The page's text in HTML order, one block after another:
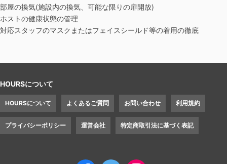
部屋の換気(施設内の換気、可能な限りの扉開放)
ホストの健康状態の管理
対応スタッフのマスクまたはフェイスシールド等の着用の徹底
HOURSについて
HOURSについて よくあるご質問 お問い合わせ 利用規約
プライバシーポリシー 運営会社 特定商取引法に基づく表記